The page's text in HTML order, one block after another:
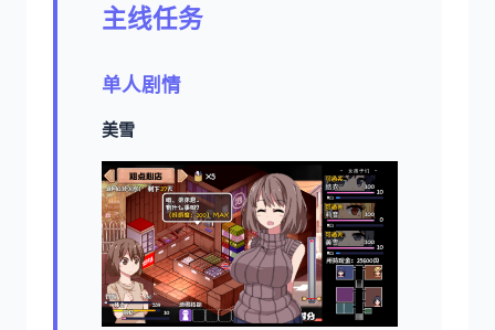
主线任务
单人剧情
美雪